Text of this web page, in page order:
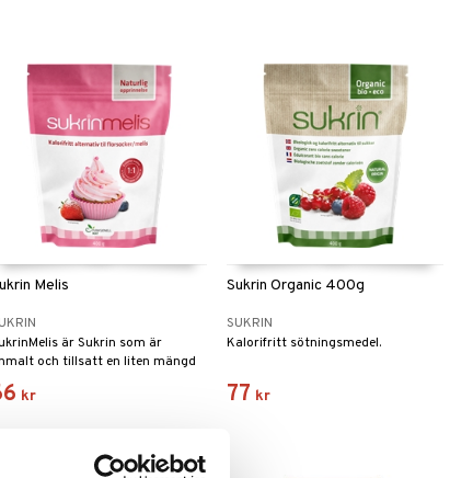
Melis
är Sukrin som är
och tillsatt en liten mängd
(från
kr
Sukrin Organic 400g
SUKRIN
Kalorifritt sötningsmedel.
77 kr